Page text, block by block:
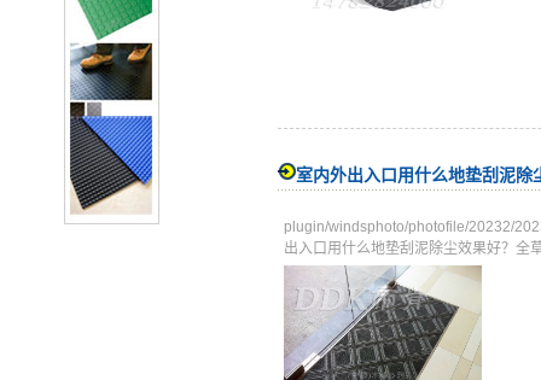
室内外出入口用什么地垫刮泥
plugin/windsphoto/photofile/20232/
出入口用什么地垫刮泥除尘效果好？全